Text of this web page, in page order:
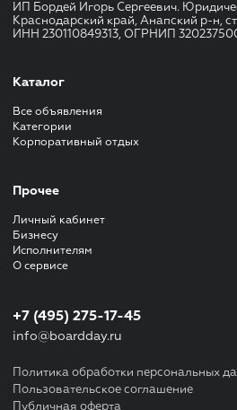
ИП Бордей Игорь Сергеевич.
Краснодарский край, Анапский р-н,
ИНН 230110849313, ОГРНИП
Каталог
Все объявления
Категории
Корпоративный отдых
Прочее
Личный кабинет
Бизнесу
Исполнителям
О сервисе
+7 (495) 275-17-45
info@boardday.ru
Политика обработки персональных
Пользовательское соглашение
Публичная оферта